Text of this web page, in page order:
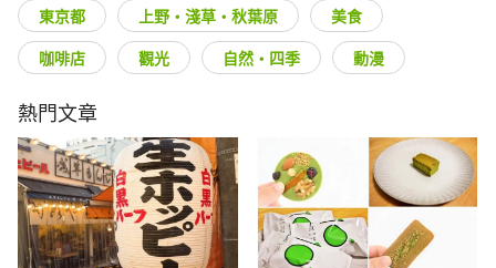
東京都 上野・淺草・秋葉原
美食
咖啡店
觀光 自然・四季 動漫
熱門文章